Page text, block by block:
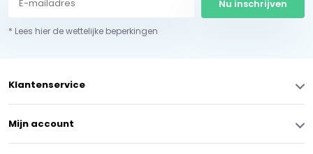
Nu inschrijven
* Lees hier de wettelijke beperkingen
Klantenservice
Mijn account